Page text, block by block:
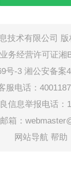
技术有限公司
务经营许可证湘
号-3 湘公安备案
服电话：
信息举报电话：
箱：
网站导航 帮助